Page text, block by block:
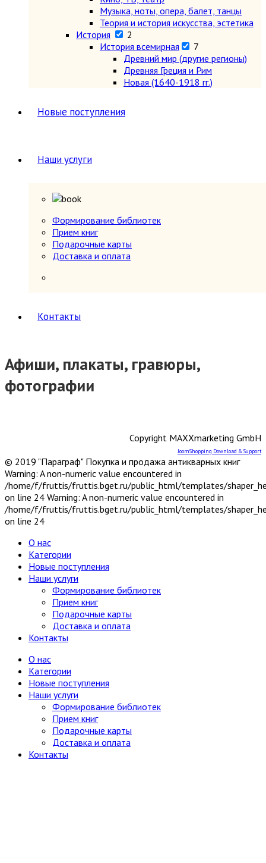
Музыка, ноты, опера, балет, танцы
Теория и история искусства, эстетика
История
2
История всемирная
7
Древний мир (другие регионы)
Древняя Греция и Рим
Новая (1640-1918 гг.)
охватывающие несколько
охватывающие несколько
СССР и Россия после 1917 г.
Карты и атласы. Топогорафия, геодезия
награды и др.)
Санкт-Петербург
Машиностроение, приборостроение
Медицина
6
Анатомия и физиология
Другое
Нетрадиционная (народная,
восточная, целители)
Металлургия, горное дело
Миниатюрные издания
Мода и красота
Науки о Земле (география, геология и др.)
Огород, сад, растения
Отдельные тома многотомных изданий
Популярная научно-техническая литература
Промышленность, производство
Психология
Путешествия. Географические открытия
Религия
8
Буддизм
Новые поступления
Наши услуги
Формирование библиотек
Прием книг
Подарочные карты
Доставка и оплата
Контакты
Афиши, плакаты, гравюры,
фотографии
Copyright MAXXmarketing GmbH
JoomShopping Download & Support
© 2019 "Параграф" Покупка и продажа антикварных книг
Warning: A non-numeric value encountered in
/home/f/fruttis/fruttis.bget.ru/public_html/templates/
on line 24 Warning: A non-numeric value encountered in
/home/f/fruttis/fruttis.bget.ru/public_html/templates/
on line 24
О нас
Категории
Новые поступления
Наши услуги
Формирование библиотек
Прием книг
Подарочные карты
Доставка и оплата
Контакты
О нас
Категории
Новые поступления
Наши услуги
Формирование библиотек
Прием книг
Подарочные карты
Доставка и оплата
Контакты